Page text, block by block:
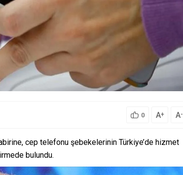
0 A+ A-
cep telefonu şebekelerinin Türkiye’de hizmet
bulundu.